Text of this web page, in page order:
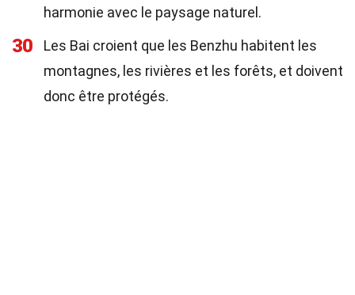
harmonie avec le paysage naturel.
30
Les Bai croient que les Benzhu habitent les
montagnes, les rivières et les forêts, et doivent
donc être protégés.